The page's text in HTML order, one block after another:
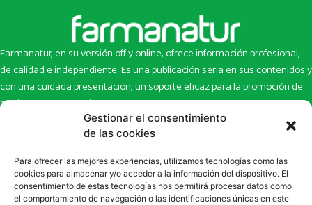
Gestionar el consentimiento
de las cookies
Para ofrecer las mejores experiencias, utilizamos tecnologías como las
cookies para almacenar y/o acceder a la información del dispositivo. El
consentimiento de estas tecnologías nos permitirá procesar datos como
el comportamiento de navegación o las identificaciones únicas en este
Farmanatur, en su versión off y online, ofrece información profesional,
de calidad e independiente. Es una publicación seria en sus contenidos y
con una cuidada presentación, un soporte eficaz para la promoción de
productos y novedades.
Inicio
Newsletter
Eco Multimedia
Contacto
Artículos
Escaparate
Enlaces de interés